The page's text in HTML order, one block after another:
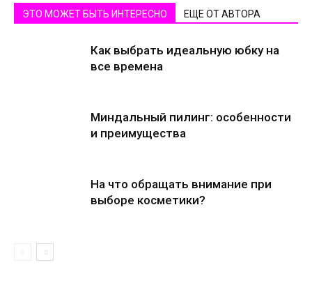
ЭТО МОЖЕТ БЫТЬ ИНТЕРЕСНО ЕЩЕ ОТ АВТОРА
Как выбрать идеальную юбку на
все времена
Миндальный пилинг: особенности
и преимущества
На что обращать внимание при
выборе косметики?